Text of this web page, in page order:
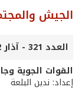
الجيش
العدد 321 - آذار 2012
القوات الجوية
إعداد: ندين البلعة